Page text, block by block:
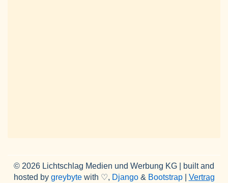
© 2026 Lichtschlag Medien und Werbung KG | built and
hosted by greybytewith ♡, Django& Bootstrap| Vertrag